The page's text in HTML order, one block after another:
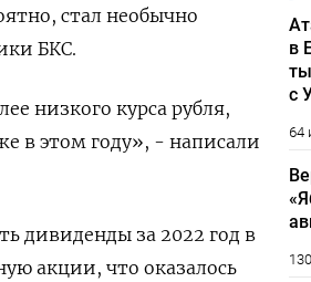
стал необычно
БКС.
низкого курса рубля,
в этом году», - написали
дивиденды за 2022 год в
акции, что оказалось